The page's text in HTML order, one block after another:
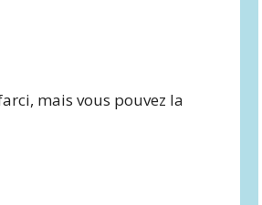
mais vous pouvez la